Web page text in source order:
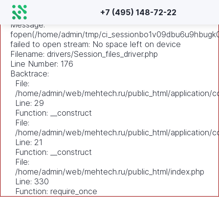
A PHP Error was encountered
Severity: Warning
Message:
fopen(/home/admin/tmp/
failed to open stream: No space left on device
Filename: drivers/Session_files_driver.php
Line Number: 176
Backtrace:
File:
/home/admin/web/mehtech.ru/public_html/application/
Line: 29
Function: __construct
File:
/home/admin/web/mehtech.ru/public_html/application/
Line: 21
Function: __construct
File:
/home/admin/web/mehtech.ru/public_html/index.php
Line: 330
Function: require_once
+7 (495) 148-72-22